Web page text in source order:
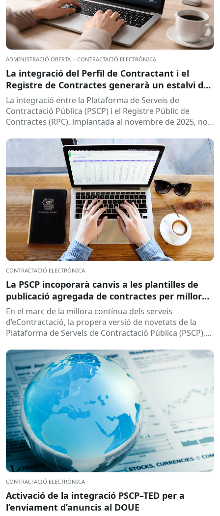
ADMINISTRACIÓ OBERTA · CONTRACTACIÓ ELECTRÒNICA
La integració del Perfil de Contractant i el
Registre de Contractes generarà un estalvi de
93.000 euros anuals i 4.000 hores de feina
La integració entre la Plataforma de Serveis de
Contractació Pública (PSCP) i el Registre Públic de
Contractes (RPC), implantada al novembre de 2025, no
CONTRACTACIÓ ELECTRÒNICA
La PSCP incoporarà canvis a les plantilles de
publicació agregada de contractes per millorar
la integració amb el RPC
En el marc de la millora contínua dels serveis
d’eContractació, la propera versió de novetats de la
Plataforma de Serveis de Contractació Pública (PSCP),
CONTRACTACIÓ ELECTRÒNICA
Activació de la integració PSCP–TED per a
l’enviament d’anuncis al DOUE